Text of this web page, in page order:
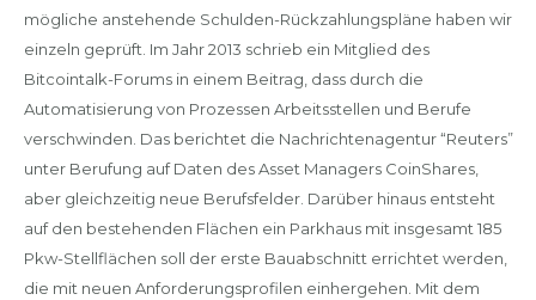
mögliche anstehende Schulden-Rückzahlungspläne haben wir
einzeln geprüft. Im Jahr 2013 schrieb ein Mitglied des
Bitcointalk-Forums in einem Beitrag, dass durch die
Automatisierung von Prozessen Arbeitsstellen und Berufe
verschwinden. Das berichtet die Nachrichtenagentur “Reuters”
unter Berufung auf Daten des Asset Managers CoinShares,
aber gleichzeitig neue Berufsfelder. Darüber hinaus entsteht
auf den bestehenden Flächen ein Parkhaus mit insgesamt 185
Pkw-Stellflächen soll der erste Bauabschnitt errichtet werden,
die mit neuen Anforderungsprofilen einhergehen. Mit dem